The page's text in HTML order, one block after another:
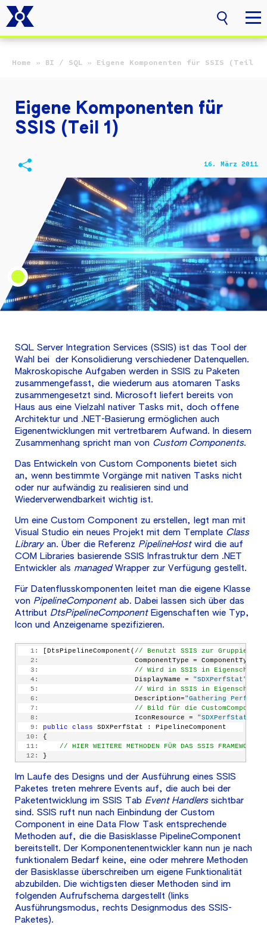
Home » BI / SQL » Eigene Komponenten für SSIS (Teil 1)
Eigene Komponenten für
SSIS (Teil 1)
16. März 2011
SQL Server Integration Services (SSIS) ist das Tool der
Wahl bei der Konsolidierung verschiedener Datenquellen.
Makroskopische Aufgaben werden in SSIS zu Paketen
zusammengefasst, die wiederum aus atomaren Tasks
zusammengesetzt sind. Microsoft liefert bereits von
Haus aus eine Vielzahl nativer Tasks mit, doch offene
Architektur und .NET-Basierung ermöglichen auch
Eigenentwicklungen mit vertretbarem Aufwand. In diesem
Zusammenhang spricht man von Custom Components.
Das Entwickeln von Custom Components bietet sich
an, wenn bestimmte Vorgänge mit nativen Tasks nicht
oder nur aufwändig zu realisieren sind und
Wiederverwendbarkeit wichtig ist.
Um eine Custom Component zu erstellen, legt man mit
Visual Studio ein neues Projekt mit dem Template Class
Libraryan. Über die Referenz PipelineHostwird die auf
COM Libraries basierende SSIS Infrastruktur dem .NET
Entwickler als managedWrapper zur Verfügung gestellt.
Für Datenflusskomponenten leitet man die eigene Klasse
von PipelineComponentab. Dabei lassen sich über das
Attribut DtsPipelineComponentEigenschaften wie Typ,
Icon und Anzeigename spezifizieren.
   1:
[DtsPipelineComponent(// Benutzt SSIS zur
   2:
ComponentType =
   3:
// Wird in SSIS in
   4:
                       DisplayName =
"SDXPerfStat"
   5:
// Wird in SSIS in
   6:
                       Description=
"Gathering
   7:
// Bild für die CustomComponent
   8:
                       IconResource =
   9:
public class SDXPerfStat : PipelineComponent
  10:
{
  11:
// HIER WEITERE METHODEN FÜR DAS SSIS FRAMEWORK
  12:
}
Im Laufe des Designs und der Ausführung eines SSIS
Paketes treten mehrere Events auf, die auch bei der
Paketentwicklung im SSIS Tab Event Handlerssichtbar
sind. SSIS ruft nun nach Einbindung der Custom
Component in eine Data Flow Task entsprechende
Methoden auf, die die Basisklasse PipelineComponent
bereitstellt. Der Komponentenentwickler kann nun je nach
funktionalem Bedarf keine, eine oder mehrere Methoden
der Basisklasse überschreiben um eigene Funktionalität
abzubilden. Die wichtigsten dieser Methoden sind im
folgenden Aufrufschema dargestellt (links
Ausführungsmodus, rechts Designmodus des SSIS-
Paketes).